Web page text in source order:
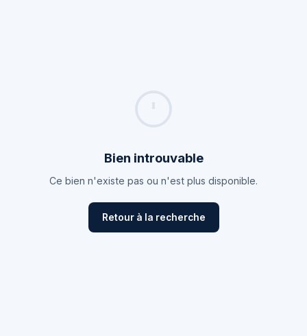
Bien introuvable
Ce bien n'existe pas ou n'est plus disponible.
Retour à la recherche